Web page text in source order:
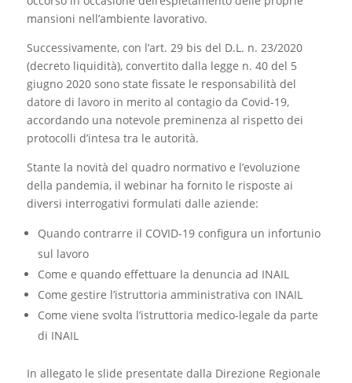
mansioni nell’ambiente lavorativo.
Successivamente, con l’art. 29 bis del D.L. n. 23/2020
(decreto liquidità), convertito dalla legge n. 40 del 5
giugno 2020 sono state fissate le responsabilità del
datore di lavoro in merito al contagio da Covid-19,
accordando una notevole preminenza al rispetto dei
protocolli d’intesa tra le autorità.
Stante la novità del quadro normativo e l’evoluzione
della pandemia, il webinar ha fornito le risposte ai
diversi interrogativi formulati dalle aziende:
Quando contrarre il COVID-19 configura un infortunio
sul lavoro
Come e quando effettuare la denuncia ad INAIL
Come gestire l’istruttoria amministrativa con INAIL
Come viene svolta l’istruttoria medico-legale da parte
di INAIL
In allegato le slide presentate dalla Direzione Regionale